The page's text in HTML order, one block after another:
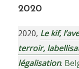
2020
2020, Le kif,
terroir,
légalisation.